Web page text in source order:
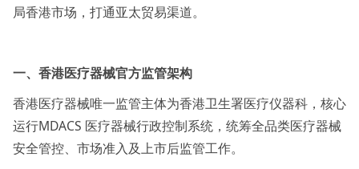
局香港市场，打通亚太贸易渠道。
一、香港医疗器械官方监管架构
香港医疗器械唯一监管主体为香港卫生署医疗仪器科，核心
运行MDACS 医疗器械行政控制系统，统筹全品类医疗器械
安全管控、市场准入及上市后监管工作。